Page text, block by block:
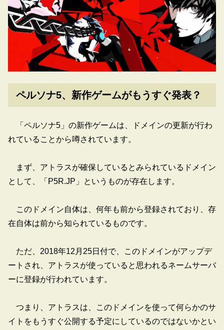
ペルソナ5、新作ゲームがもうすぐ発表？
「ペルソナ5」の新作ゲームは、ドメインの更新が行わ
れていることから噂されています。
まず、アトラスが確保しているとみられているドメイン
として、「P5R.JP」というものが存在します。
このドメイン自体は、何年も前から登録されており、存
在自体は前から知られているものです。
ただ、2018年12月25日付で、このドメインがアップデ
ートされ、アトラスが使っていると思われるネームサーバ
ーに登録が行われています。
つまり、アトラスは、このドメインを使って何らかのサ
イトをもうすぐ公開する予定にしているのではないかとい